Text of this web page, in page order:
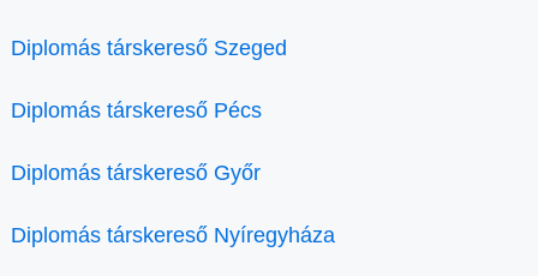
Diplomás társkereső Szeged
Diplomás társkereső Pécs
Diplomás társkereső Győr
Diplomás társkereső Nyíregyháza